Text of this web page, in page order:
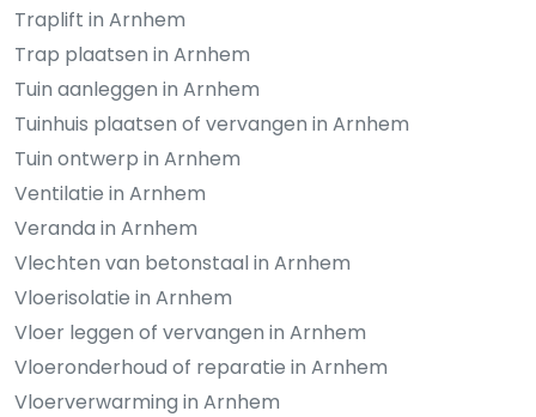
Traplift in Arnhem
Trap plaatsen in Arnhem
Tuin aanleggen in Arnhem
Tuinhuis plaatsen of vervangen in Arnhem
Tuin ontwerp in Arnhem
Ventilatie in Arnhem
Veranda in Arnhem
Vlechten van betonstaal in Arnhem
Vloerisolatie in Arnhem
Vloer leggen of vervangen in Arnhem
Vloeronderhoud of reparatie in Arnhem
Vloerverwarming in Arnhem